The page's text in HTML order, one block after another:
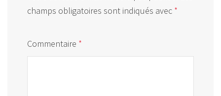
champs obligatoires sont indiqués avec *
Commentaire *